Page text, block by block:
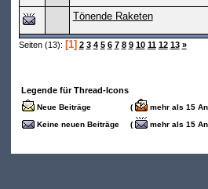
Tönende Raketen
Seiten (13): [1] 2 3 4 5 6 7 8 9 10 11 12 13 »
Legende für Thread-Icons
Neue Beiträge (
mehr als 15
Keine neuen Beiträge
( mehr als 15